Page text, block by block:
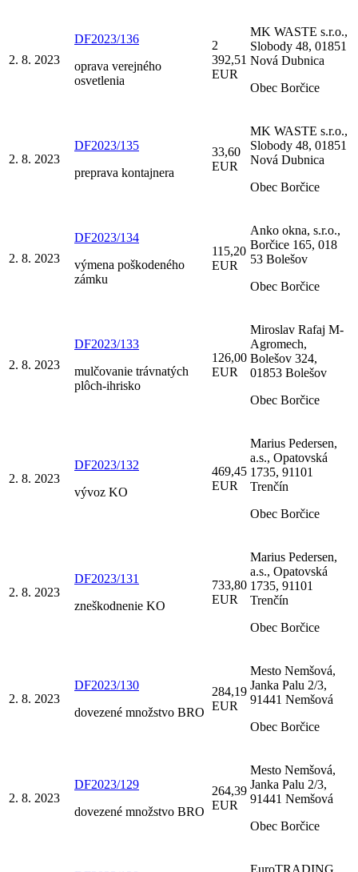
2. 8. 2023
DF2023/136
oprava verejného
osvetlenia
2
392,51
EUR
MK WASTE s.r.o.,
Slobody 48, 01851
Nová Dubnica
Obec Borčice
2. 8. 2023
DF2023/135
preprava kontajnera
33,60
EUR
MK WASTE s.r.o.,
Slobody 48, 01851
Nová Dubnica
Obec Borčice
2. 8. 2023
DF2023/134
výmena poškodeného
zámku
115,20
EUR
Anko okna, s.r.o.,
Borčice 165, 018
53 Bolešov
Obec Borčice
2. 8. 2023
DF2023/133
mulčovanie trávnatých
plôch-ihrisko
126,00
EUR
Miroslav Rafaj M-
Agromech,
Bolešov 324,
01853 Bolešov
Obec Borčice
2. 8. 2023
DF2023/132
vývoz KO
469,45
EUR
Marius Pedersen,
a.s., Opatovská
1735, 91101
Trenčín
Obec Borčice
2. 8. 2023
DF2023/131
zneškodnenie KO
733,80
EUR
Marius Pedersen,
a.s., Opatovská
1735, 91101
Trenčín
Obec Borčice
2. 8. 2023
DF2023/130
dovezené množstvo BRO
284,19
EUR
Mesto Nemšová,
Janka Palu 2/3,
91441 Nemšová
Obec Borčice
2. 8. 2023
DF2023/129
dovezené množstvo BRO
264,39
EUR
Mesto Nemšová,
Janka Palu 2/3,
91441 Nemšová
Obec Borčice
EuroTRADING